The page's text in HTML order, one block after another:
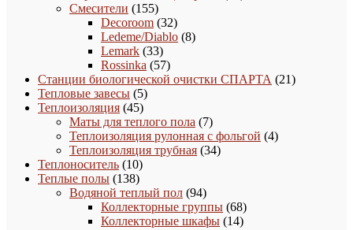
Смесители 155155
товаров
Decoroom 3232
товара
Ledeme/Diablo 88
Lemark 3333
товара
Rossinka 5757
товаров
Станции биологической очистки СПАРТА 2121
Тепловые завесы 55
товаров
Теплоизоляция 4545
товаров
Маты для теплого пола 77
товаров
Теплоизоляция рулонная с фольгой 44
Теплоизоляция трубная 3434
Теплоноситель 1010
товаров
Теплые полы 138138
товаров
Водяной теплый пол 9494
товара
Коллекторные группы 6868
товаров
Коллекторные шкафы 1414